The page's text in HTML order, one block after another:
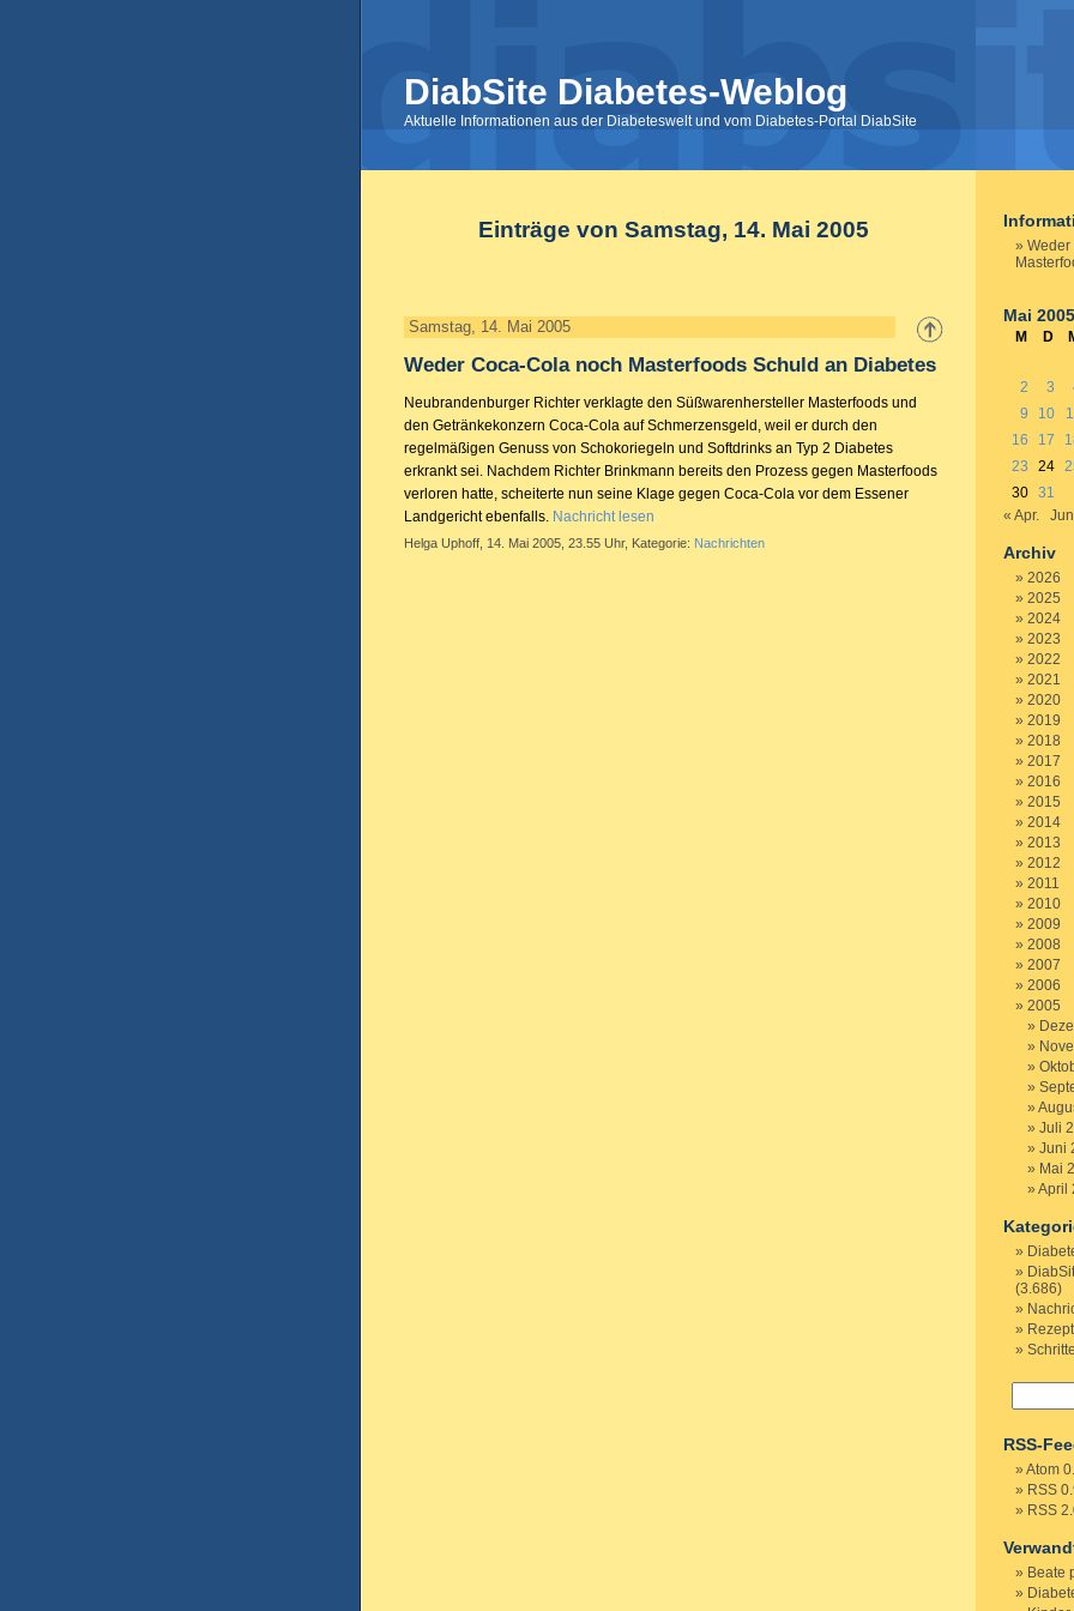
DiabSite Diabetes-Weblog
Aktuelle Informationen aus der Diabeteswelt und vom Diabetes-Portal DiabSite
Einträge von Samstag, 14. Mai 2005
Samstag, 14. Mai 2005
Weder Coca-Cola noch Masterfoods Schuld an Diabetes
Neubrandenburger Richter verklagte den Süßwarenhersteller Masterfoods und
den Getränkekonzern Coca-Cola auf Schmerzensgeld, weil er durch den
regelmäßigen Genuss von Schokoriegeln und Softdrinks an Typ 2 Diabetes
erkrankt sei. Nachdem Richter Brinkmann bereits den Prozess gegen Masterfoods
verloren hatte, scheiterte nun seine Klage gegen Coca-Cola vor dem Essener
Landgericht ebenfalls. Nachricht lesen
Helga Uphoff, 14. Mai 2005, 23.55 Uhr, Kategorie: Nachrichten
Weder
Mai 2005
M D
2
3
9
10
16
17
23
24
30 31
« Apr.
Archiv
2026
2025
2024
2023
2022
2021
2020
2019
2018
2017
2016
2015
2014
2013
2012
2011
2010
2009
2008
2007
2006
2005
Juli
Juni
Mai
April
(3.686)
RSS-
Atom
RSS
RSS
Beate